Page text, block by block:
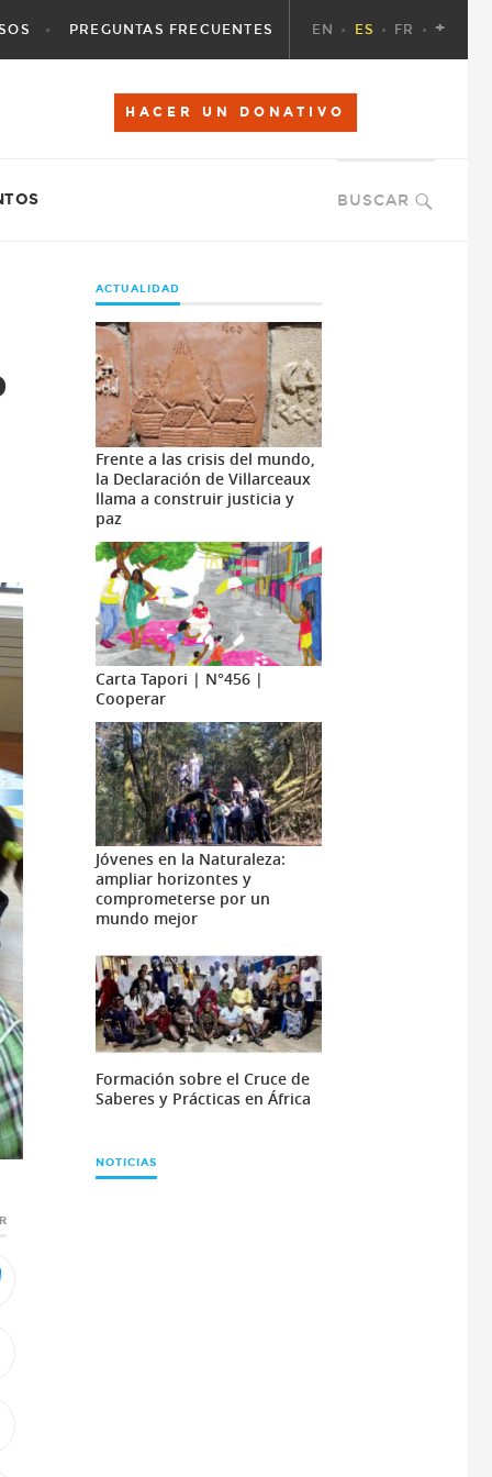
EN ES FR +
PREGUNTAS FRECUENTES
HACER UN DONATIVO
BUSCAR
ACTUALIDAD
Frente a las crisis del mundo,
la Declaración de Villarceaux
llama a construir justicia y
paz
Carta Tapori | N°456 |
Cooperar
Jóvenes en la Naturaleza:
ampliar horizontes y
comprometerse por un
mundo mejor
Formación sobre el Cruce de
Saberes y Prácticas en África
NOTICIAS